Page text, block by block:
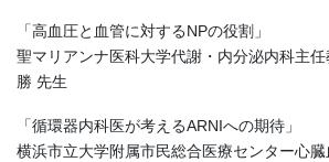
「高血圧と血管に対するNPの役割」
聖マリアンナ医科大学代謝・内分泌内
勝 先生
「循環器内科医が考えるARNIへの期待」
横浜市立大学附属市民総合医療センター心